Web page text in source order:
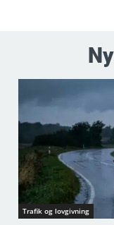
Trafik og lovgivning